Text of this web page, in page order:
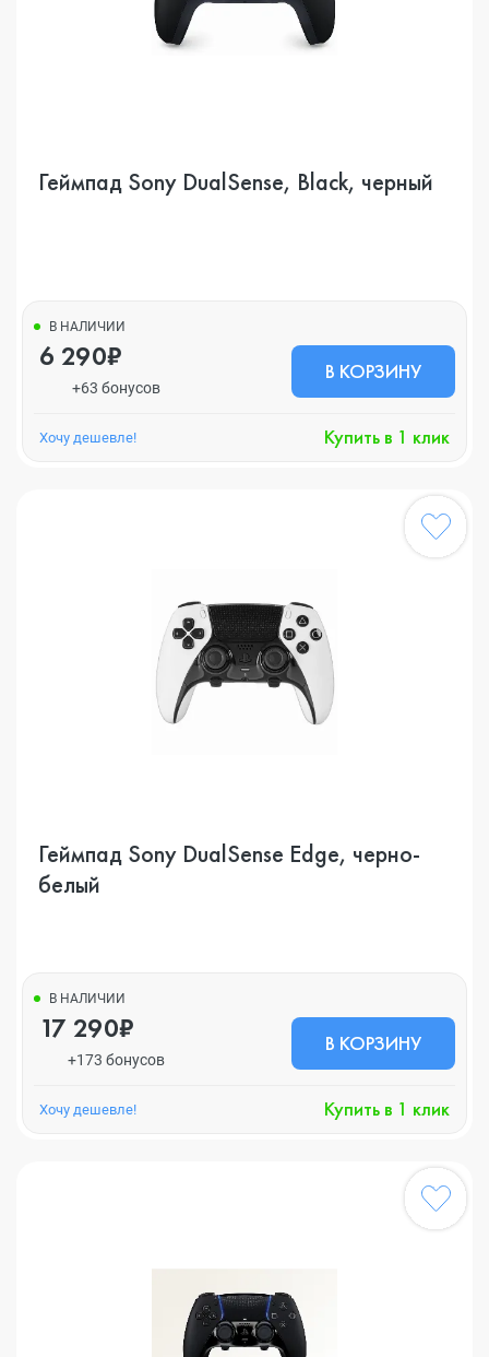
Геймпад Sony DualSense, Black, черный
В НАЛИЧИИ
6 290₽
+63 бонусов
В КОРЗИНУ
Хочу дешевле! Купить в 1 клик
Геймпад Sony DualSense Edge, черно-
белый
В НАЛИЧИИ
17 290₽
+173 бонусов
В КОРЗИНУ
Хочу дешевле! Купить в 1 клик